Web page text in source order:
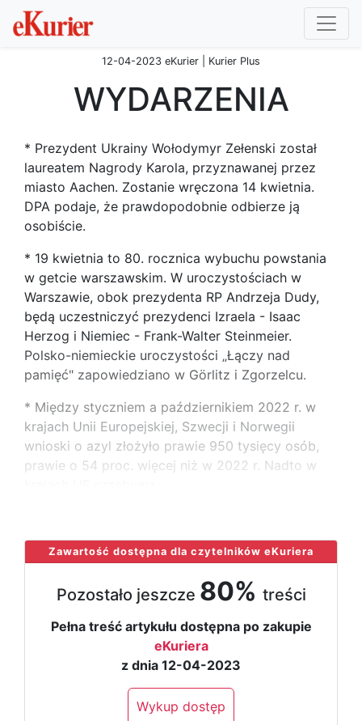
12-04-2023 eKurier | Kurier Plus
WYDARZENIA
* Prezydent Ukrainy Wołodymyr Zełenski został
laureatem Nagrody Karola, przyznawanej przez
miasto Aachen. Zostanie wręczona 14 kwietnia.
DPA podaje, że prawdopodobnie odbierze ją
osobiście.
* 19 kwietnia to 80. rocznica wybuchu powstania
w getcie warszawskim. W uroczystościach w
Warszawie, obok prezydenta RP Andrzeja Dudy,
będą uczestniczyć prezydenci Izraela - Isaac
Herzog i Niemiec - Frank-Walter Steinmeier.
Polsko-niemieckie uroczystości „Łączy nad
pamięć" zapowiedziano w Görlitz i Zgorzelcu.
* Między styczniem a październikiem 2022 r. w
krajach Unii Europejskiej, Szwecji i Norwegii
wnioski o azyl złożyło prawie 950 tysięcy osób,
prawie o 54 proc. więcej niż w 2022 r. Nadto w
Zawartość dostępna dla czytelników eKuriera
Pozostało jeszcze 80% treści
Pełna treść artykułu dostępna po zakupie
eKuriera
z dnia 12-04-2023
Wykup dostęp